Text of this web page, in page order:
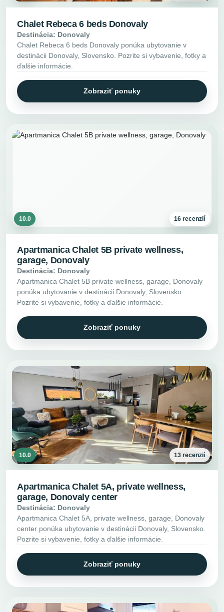
Chalet Rebeca 6 beds Donovaly
Destinácia: Donovaly
Chalet Rebeca 6 beds Donovaly ponúka ubytovanie v
destinácii Donovaly, Slovensko. Pozrite si vybavenie, fotky a
ďalšie informácie.
Zobraziť ponuky
10.0 16 recenzií
Apartmanica Chalet 5B private wellness,
garage, Donovaly
Destinácia: Donovaly
Apartmanica Chalet 5B private wellness, garage, Donovaly
ponúka ubytovanie v destinácii Donovaly, Slovensko.
Pozrite si vybavenie, fotky a ďalšie informácie.
Zobraziť ponuky
10.0 13 recenzií
Apartmanica Chalet 5A, private wellness,
garage, Donovaly center
Destinácia: Donovaly
Apartmanica Chalet 5A, private wellness, garage, Donovaly
center ponúka ubytovanie v destinácii Donovaly, Slovensko.
Pozrite si vybavenie, fotky a ďalšie informácie.
Zobraziť ponuky